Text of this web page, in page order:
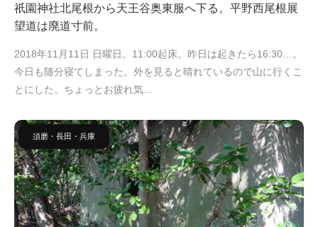
祇園神社北尾根から天王谷奥東服へ下る。平野西尾根展
望道は廃道寸前。
2018年11月11日 日曜日。11:00起床。昨日は起きたら16:30…。
今日も随分寝てしまった。外を見ると晴れているので山に行くこ
とにした。ちょっとお疲れ気…
須磨・長田・兵庫